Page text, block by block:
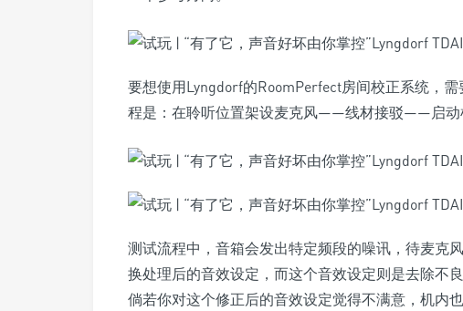
要想使用Lyngdorf的RoomPerfect房间校正系统，
程是：在聆听位置架设麦克风——线材接驳——启动
测试流程中，音箱会发出特定频段的噪讯，待麦克
换处理后的音效设定，而这个音效设定则是去除不
倘若你对这个修正后的音效设定觉得不满意，机内